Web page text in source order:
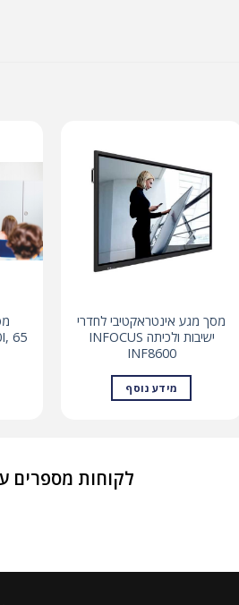
מסך מגע אינטראקטיבי לחדרי
ישיבות ולכיתה INFOCUS
INF8600
מידע נוסף
65
לקוחות מספרים